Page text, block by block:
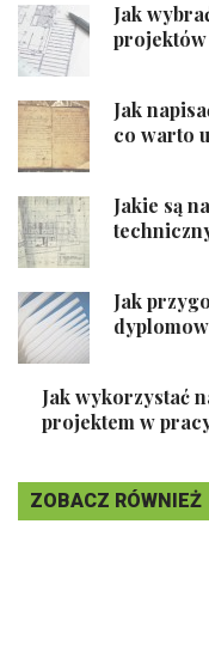
Jak
Jak
co warto
Jakie są
Jak
Jak wykorzystać
projektem w
ZOBACZ RÓWNIEŻ